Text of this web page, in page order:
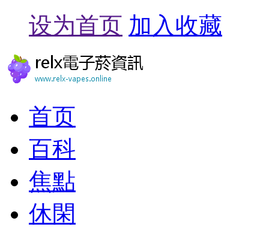
设为首页 加入收藏
首页
百科
焦點
休閑